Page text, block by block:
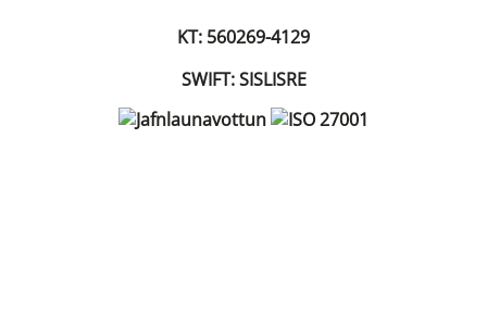
KT: 560269-4129
SWIFT: SISLISRE